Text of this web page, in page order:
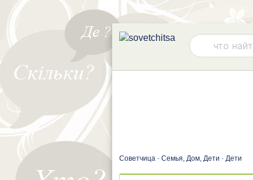
Советчица - Семья, Дом, Дети - Дети